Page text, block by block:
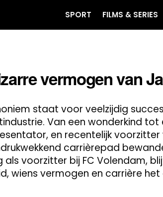
SPORT FILMS & SERIES
vermogen van
staat voor veelzijdig
Van een wonderkind tot
en recentelijk voorzitter
carrièrepad
voorzitter bij FC Volendam,
wiens vermogen en carrière het